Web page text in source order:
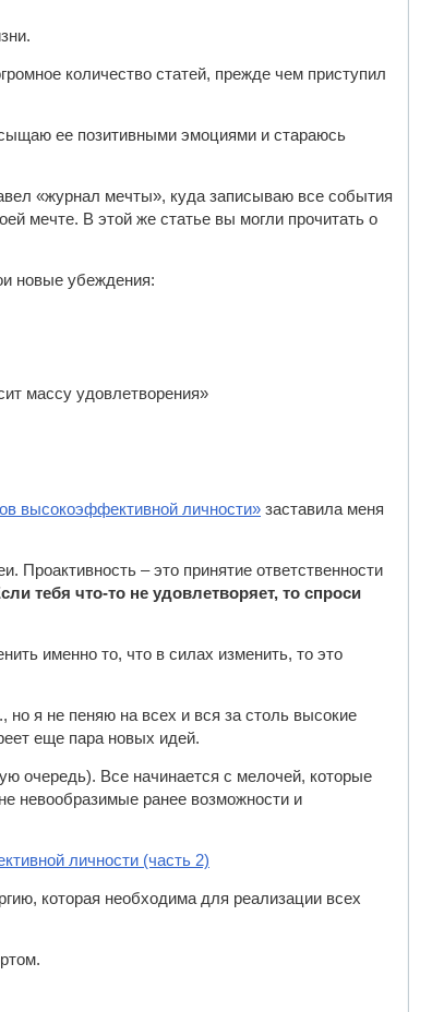
количество статей, прежде чем приступил
ее позитивными эмоциями и стараюсь
«журнал мечты», куда записываю все события
мечте. В этой же статье вы могли прочитать о
новые убеждения:
массу удовлетворения»
высокоэффективной личности» заставила меня
Проактивность – это принятие ответственности
тебя что-то не удовлетворяет, то спроси
именно то, что в силах изменить, то это
я не пеняю на всех и вся за столь высокие
еще пара новых идей.
очередь). Все начинается с мелочей, которые
невообразимые ранее возможности и
личности (часть 2)
которая необходима для реализации всех